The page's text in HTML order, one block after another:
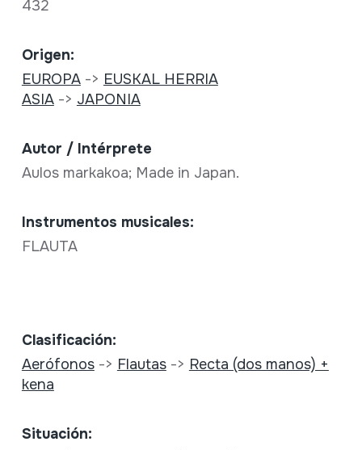
432
Origen:
EUROPA-> EUSKAL HERRIA
ASIA-> JAPONIA
Autor / Intérprete
Aulos markakoa; Made in Japan.
Instrumentos musicales:
FLAUTA
Clasificación:
Aerófonos-> Flautas-> Recta (dos manos) +
kena
Situación: